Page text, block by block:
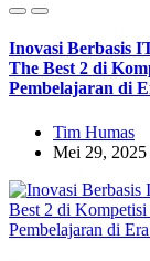
Inovasi Berbasis
The Best 2 di
Pembelajaran di
Tim Humas
Mei 29, 2025